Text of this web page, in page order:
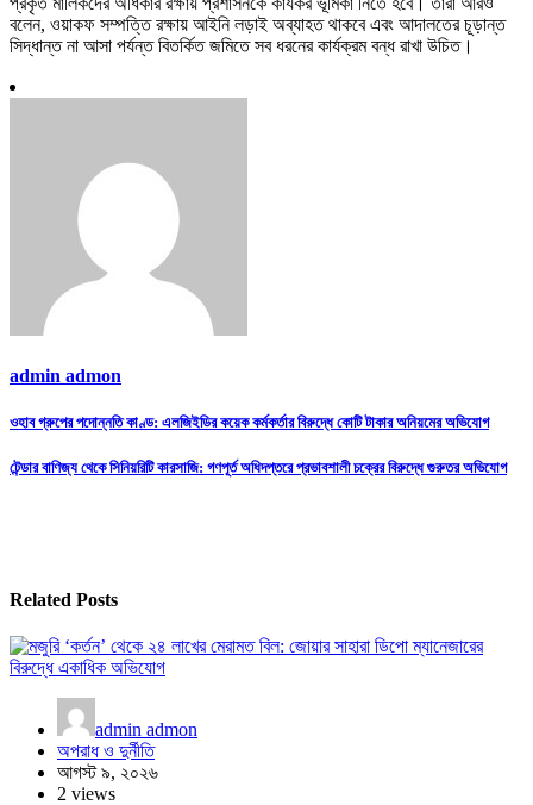
বলেন, ওয়াকফ সম্পত্তি রক্ষায় আইনি লড়াই অব্যাহত থাকবে এবং আদালতের চূড়ান্ত
সিদ্ধান্ত না আসা পর্যন্ত বিতর্কিত জমিতে সব ধরনের কার্যক্রম বন্ধ রাখা উচিত।
admin admon
Post
navigation
ওহাব গ্রুপের পদোন্নতি কাণ্ড: এলজিইডির কয়েক কর্মকর্তার বিরুদ্ধে কোটি টাকার অনিয়মের অভিযোগ
টেন্ডার বাণিজ্য থেকে সিনিয়রিটি কারসাজি: গণপূর্ত অধিদপ্তরে প্রভাবশালী চক্রের বিরুদ্ধে গুরুতর অভিযোগ
Related Posts
admin admon
অপরাধ ও দুর্নীতি
আগস্ট ৯, ২০২৬
2 views